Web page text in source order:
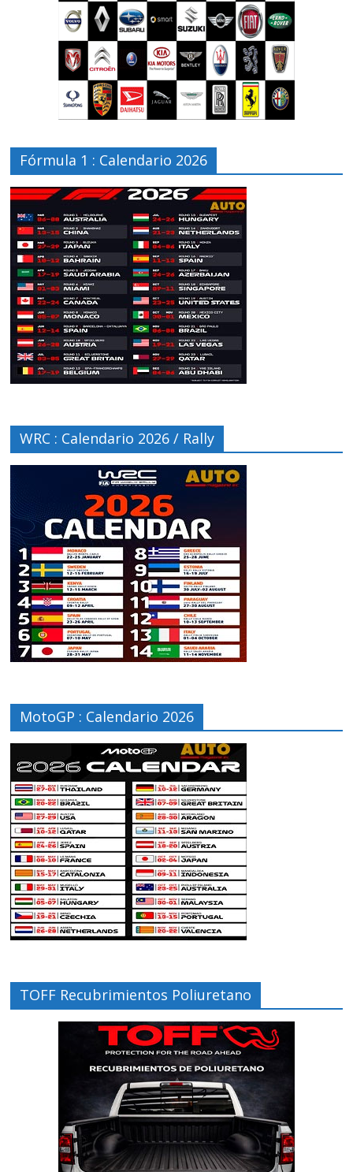
Fórmula 1 : Calendario 2026
WRC : Calendario 2026 / Rally
MotoGP : Calendario 2026
TOFF Recubrimientos Poliuretano